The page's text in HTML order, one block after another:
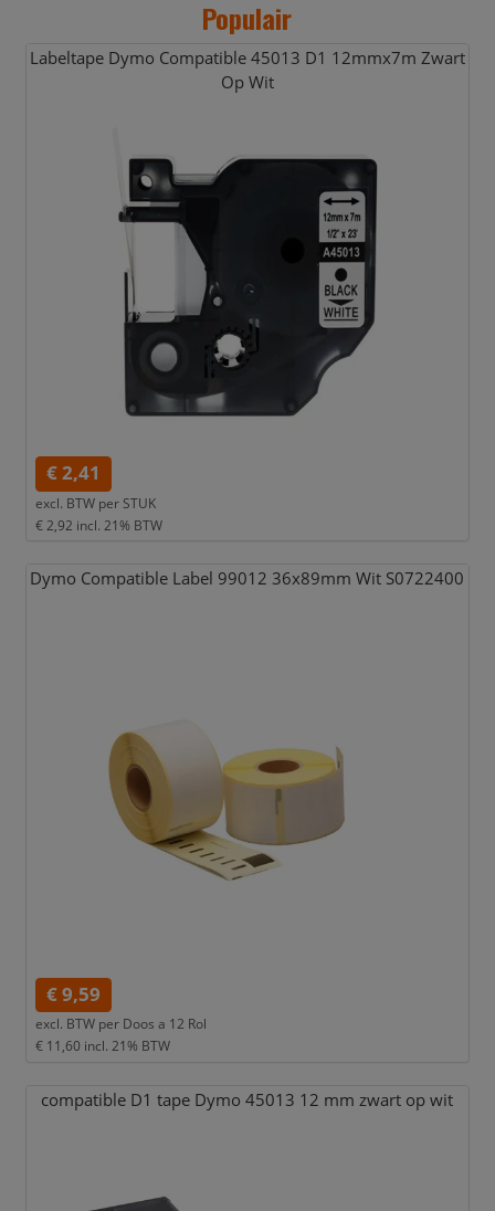
Populair
Labeltape Dymo Compatible 45013 D1 12mmx7m Zwart
Op Wit
€ 2,41
excl. BTW per STUK
€ 2,92 incl. 21% BTW
Dymo Compatible Label 99012 36x89mm Wit S0722400
€ 9,59
excl. BTW per Doos a 12 Rol
€ 11,60 incl. 21% BTW
compatible D1 tape Dymo 45013 12 mm zwart op wit